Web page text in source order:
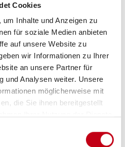
Cookies
Inhalte und Anzeigen zu
für soziale Medien anbieten
auf unsere Website zu
wir Informationen zu Ihrer
an unsere Partner für
und Analysen weiter. Unsere
möglicherweise mit
die Sie ihnen bereitgestellt
Einzelbett, Hubbett